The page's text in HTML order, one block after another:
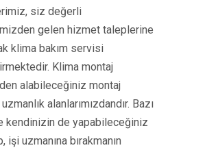
siz değerli
gelen hizmet taleplerine
klima bakım servisi
Klima montaj
alabileceğiniz montaj
alanlarımızdandır. Bazı
kendinizin de yapabileceğiniz
işi uzmanına bırakmanın